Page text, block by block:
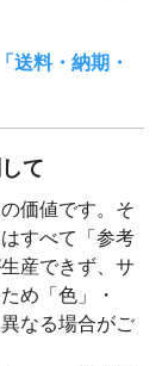
「送料・納期・
て
価値です。そ
すべて「参考
産できず、サ
め「色」・
なる場合がご